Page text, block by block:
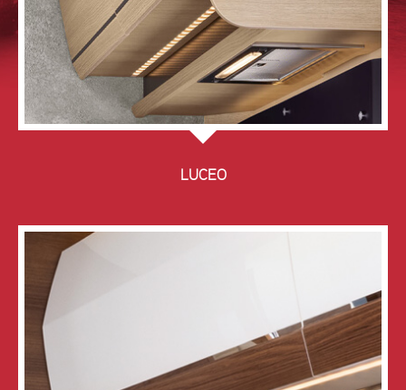
LUCEO